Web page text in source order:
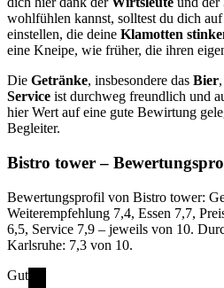
wohlfühlen kannst, solltest du dich
einstellen, die deine Klamotten
eine Kneipe, wie früher, die ihren
Die Getränke, insbesondere das Bier
Service ist durchweg freundlich und
hier Wert auf eine gute Bewirtung
Begleiter.
Bistro tower–
Bewertungsprofil von Bistro tower:
Weiterempfehlung 7,4, Essen 7,7,
6,5, Service 7,9 – jeweils von 10.
Karlsruhe: 7,3 von 10.
Gut